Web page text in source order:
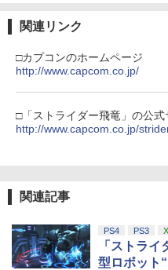
￥8,580
4
【楽天
ンライ
5
￥5,000
トロー
￥
￥2,618
5
￥8,020
3
劇場版
窩座再
￥3,523
関連リンク
□カプコンのホームページ
http://www.capcom.co.jp/
□「ストライダー飛竜」の公式
http://www.capcom.co.jp/
関連記事
PS4 PS3
「ストラ
型ロボット